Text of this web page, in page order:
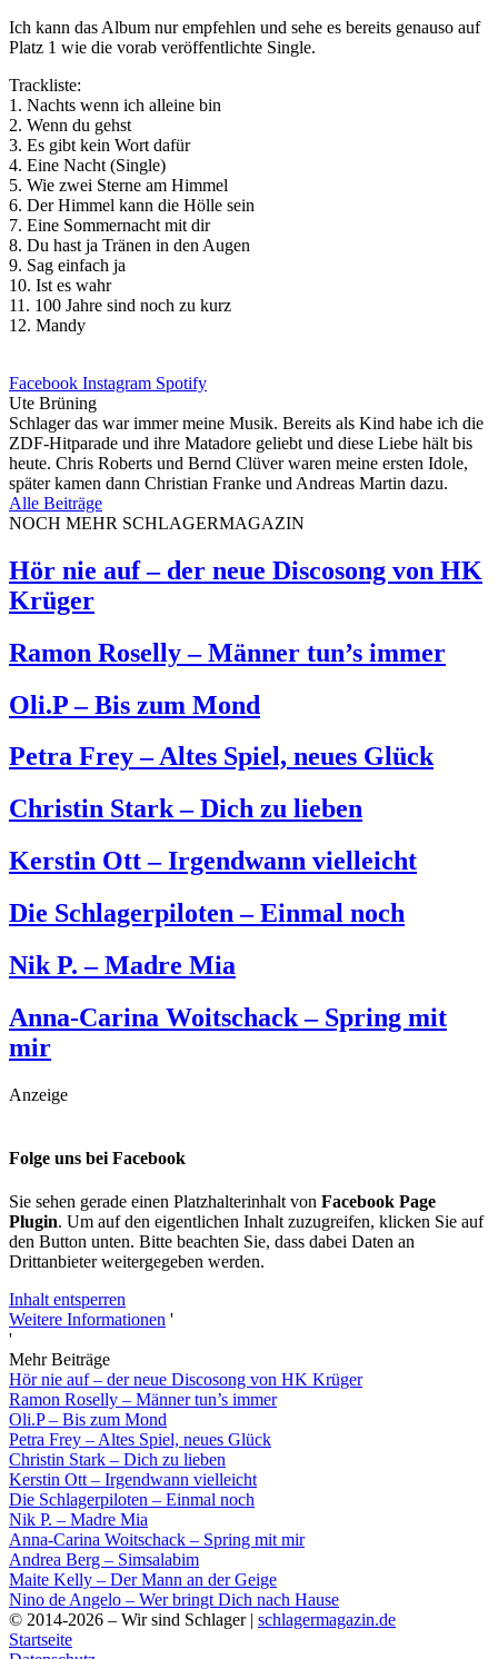
Ich kann das Album nur empfehlen und sehe es bereits genauso auf
Platz 1 wie die vorab veröffentlichte Single.
Trackliste:
1. Nachts wenn ich alleine bin
2. Wenn du gehst
3. Es gibt kein Wort dafür
4. Eine Nacht (Single)
5. Wie zwei Sterne am Himmel
6. Der Himmel kann die Hölle sein
7. Eine Sommernacht mit dir
8. Du hast ja Tränen in den Augen
9. Sag einfach ja
10. Ist es wahr
11. 100 Jahre sind noch zu kurz
12. Mandy
Facebook Instagram Spotify
Ute Brüning
Schlager das war immer meine Musik. Bereits als Kind habe ich die
ZDF-Hitparade und ihre Matadore geliebt und diese Liebe hält bis
heute. Chris Roberts und Bernd Clüver waren meine ersten Idole,
später kamen dann Christian Franke und Andreas Martin dazu.
Alle Beiträge
NOCH MEHR SCHLAGERMAGAZIN
Hör nie auf – der neue Discosong von HK
Krüger
Ramon Roselly – Männer tun’s immer
Oli.P – Bis zum Mond
Petra Frey – Altes Spiel, neues Glück
Christin Stark – Dich zu lieben
Kerstin Ott – Irgendwann vielleicht
Die Schlagerpiloten – Einmal noch
Nik P. – Madre Mia
Anna-Carina Woitschack – Spring mit
mir
Anzeige
Folge uns bei Facebook
Sie sehen gerade einen Platzhalterinhalt von Facebook Page
Plugin. Um auf den eigentlichen Inhalt zuzugreifen, klicken Sie auf
den Button unten. Bitte beachten Sie, dass dabei Daten an
Drittanbieter weitergegeben werden.
Inhalt entsperren
Weitere Informationen '
'
Mehr Beiträge
Hör nie auf – der neue Discosong von HK Krüger
Ramon Roselly – Männer tun’s immer
Oli.P – Bis zum Mond
Petra Frey – Altes Spiel, neues Glück
Christin Stark – Dich zu lieben
Kerstin Ott – Irgendwann vielleicht
Die Schlagerpiloten – Einmal noch
Nik P. – Madre Mia
Anna-Carina Woitschack – Spring mit mir
Andrea Berg – Simsalabim
Maite Kelly – Der Mann an der Geige
Nino de Angelo – Wer bringt Dich nach Hause
© 2014-2026 – Wir sind Schlager | schlagermagazin.de
Startseite